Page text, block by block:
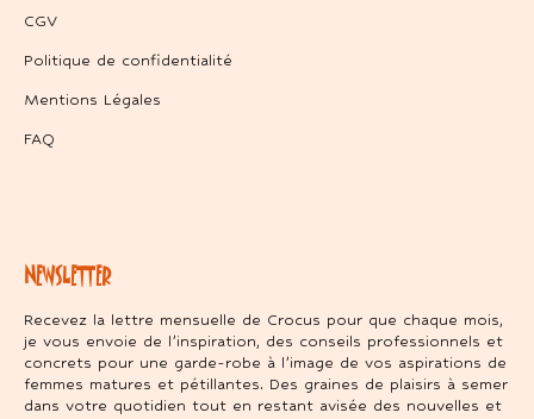
CGV
Politique de confidentialité
Mentions Légales
FAQ
NEWSLETTER
Recevez la lettre mensuelle de Crocus pour que chaque mois,
je vous envoie de l’inspiration, des conseils professionnels et
concrets pour une garde-robe à l’image de vos aspirations de
femmes matures et pétillantes. Des graines de plaisirs à semer
dans votre quotidien tout en restant avisée des nouvelles et